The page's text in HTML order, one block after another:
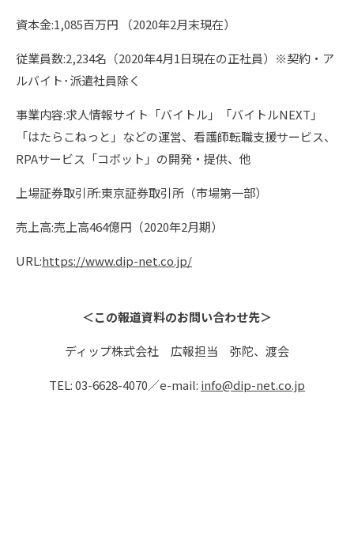
資本金:1,085百万円 （2020年2月末現在）
従業員数:2,234名（2020年4月1日現在の正社員）※契約・ア
ルバイト･派遣社員除く
事業内容:求人情報サイト「バイトル」「バイトルNEXT」
「はたらこねっと」などの運営、看護師転職支援サービス、
RPAサービス「コボット」の開発・提供、他
上場証券取引所:東京証券取引所（市場第一部）
売上高:売上高464億円（2020年2月期）
URL:https://www.dip-net.co.jp/
＜この報道資料のお問い合わせ先＞
ディップ株式会社 広報担当 弥陀、渡会
TEL: 03-6628-4070／e-mail: info@dip-net.co.jp